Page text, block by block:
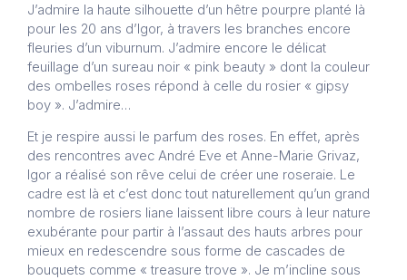
J’admire la haute silhouette d’un hêtre pourpre planté là
pour les 20 ans d’Igor, à travers les branches encore
fleuries d’un viburnum. J’admire encore le délicat
feuillage d’un sureau noir « pink beauty » dont la couleur
des ombelles roses répond à celle du rosier « gipsy
boy ». J’admire…
Et je respire aussi le parfum des roses. En effet, après
des rencontres avec André Eve et Anne-Marie Grivaz,
Igor a réalisé son rêve celui de créer une roseraie. Le
cadre est là et c’est donc tout naturellement qu’un grand
nombre de rosiers liane laissent libre cours à leur nature
exubérante pour partir à l’assaut des hauts arbres pour
mieux en redescendre sous forme de cascades de
bouquets comme « treasure trove ». Je m’incline sous